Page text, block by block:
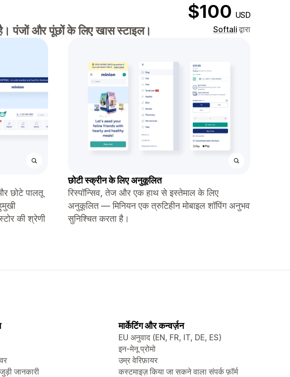
$100 USD
पंजों और पूंछों के लिए खास स्टाइल। Softali द्वारा
छोटे पालतू
की श्रेणी
छोटी स्क्रीन के लिए अनुकूलित
रिस्पॉन्सिव, तेज और एक हाथ से इस्तेमाल के लिए
अनुकूलित — मिनियन एक त्रुटिहीन मोबाइल शॉपिंग अनुभव
सुनिश्चित करता है।
जानकारी
मार्केटिंग और कन्वर्ज़न
EU अनुवाद (EN, FR, IT, DE, ES)
इन-मेनू प्रोमो
उम्र वेरिफ़ायर
कस्टमाइज़ किया जा सकने वाला संपर्क फ़ॉर्म